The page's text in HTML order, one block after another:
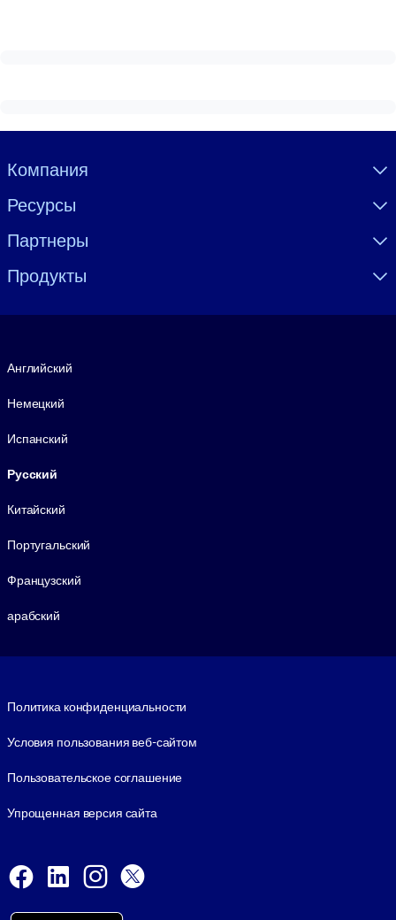
Visually hidden Text
Компания
Ресурсы
Партнеры
Продукты
Английский
Немецкий
Испанский
Русский
Китайский
Португальский
Французский
арабский
Политика конфиденциальности
Условия пользования веб-сайтом
Пользовательское соглашение
Упрощенная версия сайта
Facebook
LinkedInInstagram